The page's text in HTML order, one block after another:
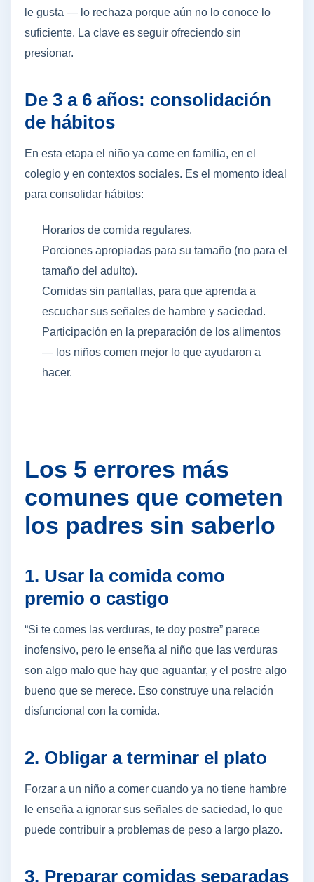
le gusta — lo rechaza porque aún no lo conoce lo
suficiente. La clave es seguir ofreciendo sin
presionar.
De 3 a 6 años: consolidación
de hábitos
En esta etapa el niño ya come en familia, en el
colegio y en contextos sociales. Es el momento ideal
para consolidar hábitos:
Horarios de comida regulares.
Porciones apropiadas para su tamaño (no para el
tamaño del adulto).
Comidas sin pantallas, para que aprenda a
escuchar sus señales de hambre y saciedad.
Participación en la preparación de los alimentos
— los niños comen mejor lo que ayudaron a
hacer.
Los 5 errores más
comunes que cometen
los padres sin saberlo
1. Usar la comida como
premio o castigo
“Si te comes las verduras, te doy postre” parece
inofensivo, pero le enseña al niño que las verduras
son algo malo que hay que aguantar, y el postre algo
bueno que se merece. Eso construye una relación
disfuncional con la comida.
2. Obligar a terminar el plato
Forzar a un niño a comer cuando ya no tiene hambre
le enseña a ignorar sus señales de saciedad, lo que
puede contribuir a problemas de peso a largo plazo.
3. Preparar comidas separadas